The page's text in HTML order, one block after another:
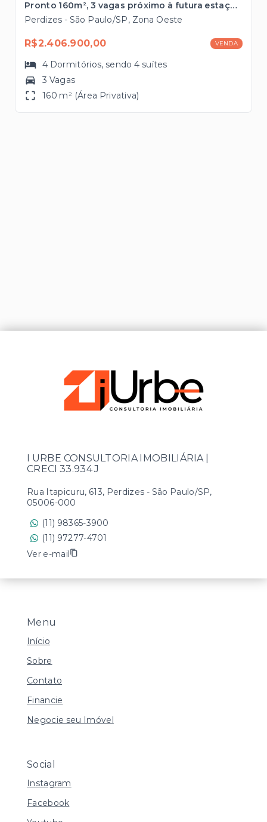
Pronto 160m², 3 vagas próximo à futura estação de metrô SESC-Pompéia
Perdizes - São Paulo/SP, Zona Oeste
R$2.406.900,00 VENDA
4 Dormitórios, sendo4 suítes
3 Vagas
160 m² (Área Privativa)
Menu
Início
Sobre
Contato
Financie
Negocie seu Imóvel
Social
Instagram
Facebook
I URBE CONSULTORIA IMOBILIÁRIA |
CRECI 33.934 J
Rua Itapicuru, 613, Perdizes - São Paulo/SP,
05006-000
(11) 98365-3900
(11) 97277-4701
Ver e-mail